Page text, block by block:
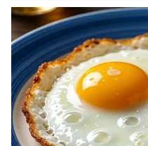
ವ್ಯವಹಾರ (business
ಬ್ಯಾಂಕಿಂಗ್ (Banking
ಆರ್ಥಿಕತೆ, ಜಾಗತಿಕ
ಹೂಡಿಕೆ ಸೇರಿದಂತೆ
ಸುದ್ದಿಗಳನ್ನು ಏಷ್ಯಾನೆಟ್
ABOUT THE AUTHOR
SH
Sushma Hegde